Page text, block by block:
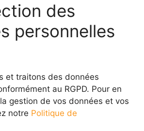
des
personnelles
et traitons des données
au RGPD. Pour en
gestion de vos données et vos
notre Politique de